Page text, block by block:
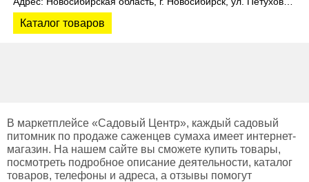
Каталог товаров
В маркетплейсе «Садовый Центр», каждый садовый
питомник по продаже саженцев сумаха имеет интернет-
магазин. На нашем сайте вы сможете купить товары,
посмотреть подробное описание деятельности, каталог
товаров, телефоны и адреса, а отзывы помогут